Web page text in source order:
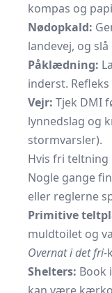
kompas og
Nødopkald:
landevej, og slå
Påklædning:
inderst.
Vejr: Tjek DMI
lynnedslag og
stormvarsler).
Hvis fri teltning
Nogle gange
eller reglerne
Primitive
muldtoilet og
Overnat i det fri-
Shelters: Book